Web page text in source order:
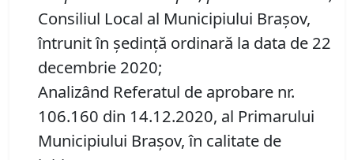
Consiliul Local al Municipiului Brașov,
întrunit în ședință ordinară la data de 22
decembrie 2020;
Analizând Referatul de aprobare nr.
106.160 din 14.12.2020, al Primarului
Municipiului Brașov, în calitate de